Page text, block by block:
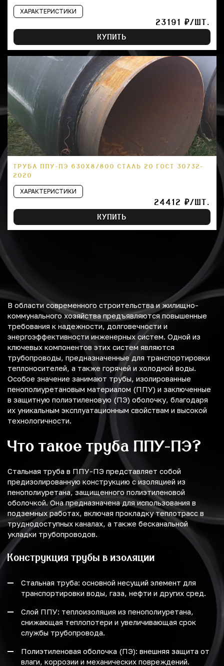
ХАРАКТЕРИСТИКИ
23191 ₽/ШТ.
КУПИТЬ
ТРУБА ППУ-ПЭ 630Х8/800 СТАЛЬ 20 ГОСТ 30732-
2020
ХАРАКТЕРИСТИКИ
24412 ₽/ШТ.
КУПИТЬ
В области современного строительства и жилищно-
коммунального хозяйства предъявляются повышенные
требования к надежности, долговечности и
энергоэффективности инженерных систем. Одной из
ключевых компонентов этих систем являются
трубопроводы, предназначенные для транспортировки
теплоносителей, а также горячей и холодной воды.
Особое значение занимают трубы, изолированные
пенополиуретановым материалом (ППУ) и заключенные
в защитную полиэтиленовую (ПЭ) оболочку, благодаря
их уникальным эксплуатационным свойствам и высокой
технологичности.
Что такое труба ППУ-ПЭ?
Стальная труба в ППУ-ПЭ представляет собой
предизолированную конструкцию с изоляцией из
пенополиуретана, защищенного полиэтиленовой
оболочкой. Она предназначена для использования в
подземных работах, включая прокладку теплотрасс в
труднодоступных каналах, а также бесканальной
укладки трубопроводов.
Конструкция трубы в изоляции
Стальная труба: основной несущий элемент для
транспортировки воды, газа, нефти и других сред.
Слой ППУ: теплоизоляция из пенополиуретана,
снижающая теплопотери и увеличивающая срок
службы трубопровода.
Полиэтиленовая оболочка (ПЭ): внешняя защита от
влаги, коррозии и механических повреждений.